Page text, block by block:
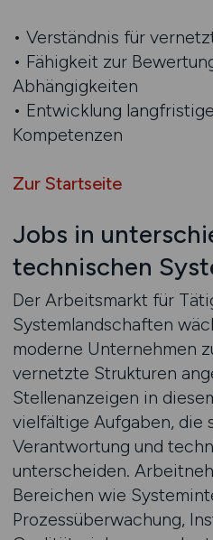
• Verständnis für
• Fähigkeit zur
Abhängigkeiten
• Entwicklung
Kompetenzen
Zur Startseite
Jobs in
technischen
Der Arbeitsmarkt für
Systemlandschaften
moderne Unternehmen
vernetzte Strukturen
Stellenanzeigen in
vielfältige Aufgaben, die
Verantwortung und
unterscheiden.
Bereichen wie
Prozessüberwachung,